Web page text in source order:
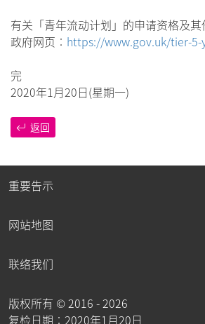
有关「青年流动计划」的申请资格及
政府网页︰ https://www.gov.uk/tier-
完
2020年1月20日(星期一)
返回
重要告示
网站地图
联络我们
版权所有 ©2016 - 2026
复检日期︰2020年1月20日